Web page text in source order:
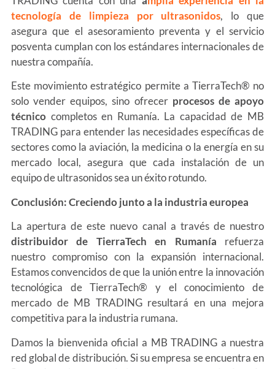
tecnología de limpieza por ultrasonidos, lo que
asegura que el asesoramiento preventa y el servicio
posventa cumplan con los estándares internacionales de
nuestra compañía.
Este movimiento estratégico permite a TierraTech® no
solo vender equipos, sino ofrecer procesos de apoyo
técnico completos en Rumanía. La capacidad de MB
TRADING para entender las necesidades específicas de
sectores como la aviación, la medicina o la energía en su
mercado local, asegura que cada instalación de un
equipo de ultrasonidos sea un éxito rotundo.
Conclusión: Creciendo junto a la industria europea
La apertura de este nuevo canal a través de nuestro
distribuidor de TierraTech en Rumanía refuerza
nuestro compromiso con la expansión internacional.
Estamos convencidos de que la unión entre la innovación
tecnológica de TierraTech® y el conocimiento de
mercado de MB TRADING resultará en una mejora
competitiva para la industria rumana.
Damos la bienvenida oficial a MB TRADING a nuestra
red global de distribución. Si su empresa se encuentra en